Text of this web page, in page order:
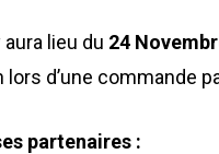
aura lieu du 24
lors d’une commande
partenaires :